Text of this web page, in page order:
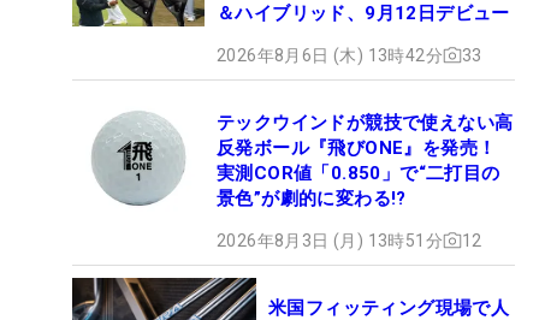
＆ハイブリッド、9月12日デビュー
2026年8月6日 (木) 13時42分 33
テックウインドが競技で使えない高
反発ボール『飛びONE』を発売！
実測COR値「0.850」で“二打目の
景色”が劇的に変わる!?
2026年8月3日 (月) 13時51分 12
米国フィッティング現場で人